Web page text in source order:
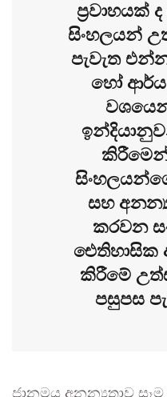
ප්‍රවාහයක්
සිංහලයන්
පැවැත
හෝ
කිරීමෙන්
සහ
කරවන
ඓතිහාසික
කිරීමේ
පසුපස
ජානමය අනන්‍යතාව